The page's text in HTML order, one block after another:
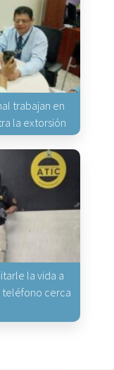
trabajan en
la extorsión
la vida a
teléfono cerca